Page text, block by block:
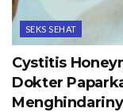
SEKS SEHAT
Cystitis
Dokter